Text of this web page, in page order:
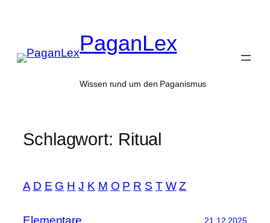
PaganLex
Wissen rund um den Paganismus
Schlagwort: Ritual
A D E G H J K M O P R S T W Z
Elementare 21.12.2025